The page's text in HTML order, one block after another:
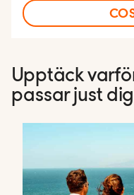
Upptäck
passar just dig